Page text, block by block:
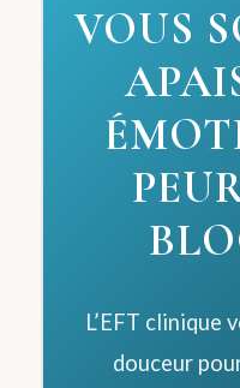
VOUS
L’EFT clinique
douceur